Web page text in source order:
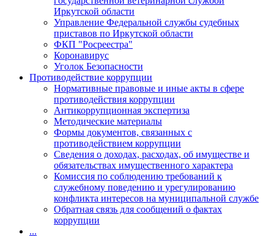
Иркутской области
Управление Федеральной службы судебных
приставов по Иркутской области
ФКП "Росреестра"
Коронавирус
Уголок Безопасности
Противодействие коррупции
Нормативные правовые и иные акты в сфере
противодействия коррупции
Антикоррупционная экспертиза
Методические материалы
Формы документов, связанных с
противодействием коррупции
Сведения о доходах, расходах, об имуществе и
обязательствах имущественного характера
Комиссия по соблюдению требований к
служебному поведению и урегулированию
конфликта интересов на муниципальной службе
Обратная связь для сообщений о фактах
коррупции
...